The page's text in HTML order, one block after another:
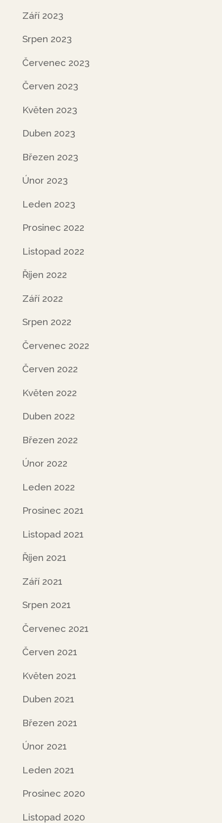
Září 2023
Srpen 2023
Červenec 2023
Červen 2023
Květen 2023
Duben 2023
Březen 2023
Únor 2023
Leden 2023
Prosinec 2022
Listopad 2022
Říjen 2022
Září 2022
Srpen 2022
Červenec 2022
Červen 2022
Květen 2022
Duben 2022
Březen 2022
Únor 2022
Leden 2022
Prosinec 2021
Listopad 2021
Říjen 2021
Září 2021
Srpen 2021
Červenec 2021
Červen 2021
Květen 2021
Duben 2021
Březen 2021
Únor 2021
Leden 2021
Prosinec 2020
Listopad 2020